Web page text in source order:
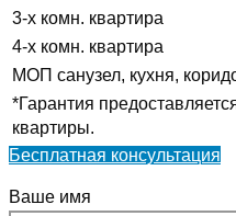
3-х комн. квартира
4-х комн. квартира
МОП санузел, кухня,
*Гарантия
квартиры.
Бесплатная консультация
Ваше имя